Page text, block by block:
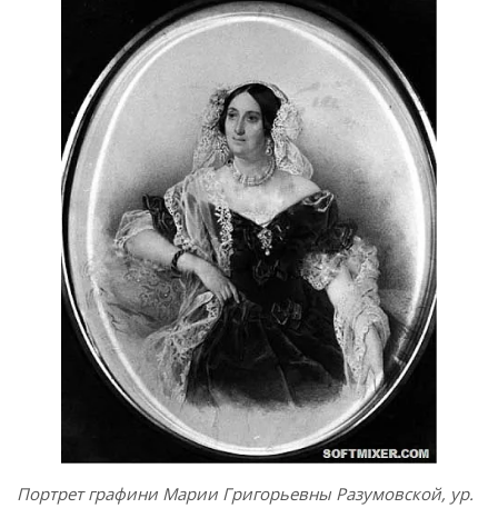
Портрет графини Марии Григорьевны Разумовской, ур.